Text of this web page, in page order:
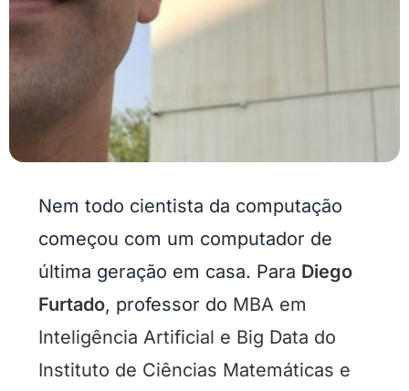
Nem todo cientista da computação
começou com um computador de
última geração em casa. Para Diego
Furtado, professor do MBA em
Inteligência Artificial e Big Data do
Instituto de Ciências Matemáticas e